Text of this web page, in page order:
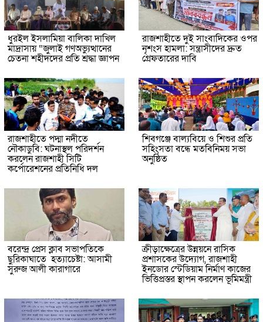
ধুরইল ইসলামিয়া বালিকা দাখিল
মাদ্রাসায় “জুলাই গণঅভ্যুত্থানের
চেতনা শহীদদের প্রতি শ্রদ্ধা জ্ঞাপন
রাজশাহীতে দুই সাংবাদিকের ওপর
নৃশংস হামলা: সন্ত্রাসীদের দ্রুত
গ্রেফতারের দাবি
রাজশাহীতে পদ্মা নদীতে
নৌকাডুবি: ঘটনাস্থল পরিদর্শন
করলেন রাজশাহী সিটি
কর্পোরেশনের প্রতিনিধি দল
শিবগঞ্জে বাল্যবিয়ে ও শিশুর প্রতি
সহিংসতা বন্ধে মতবিনিময় সভা
অনুষ্ঠিত
বরেন্দ্র প্রেস ক্লাব সভাপতিকে
ছুরিকাঘাতে হত্যাচেষ্টা: আসামী
সুরুজ আলী কারাগারে
ক্রীড়াক্ষেত্রের উন্নয়নে রাসিক
প্রশাসকের উদ্যোগ, রাজশাহী
ইনডোর স্টেডিয়াম নির্মাণ কাজের
ভিত্তিপ্রস্তর স্থাপন করলেন ভূমিমন্ত্রী